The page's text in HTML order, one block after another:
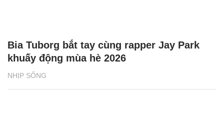
NHỊP SỐNG
Bia Tuborg bắt tay cùng rapper Jay Park
khuấy động mùa hè 2026